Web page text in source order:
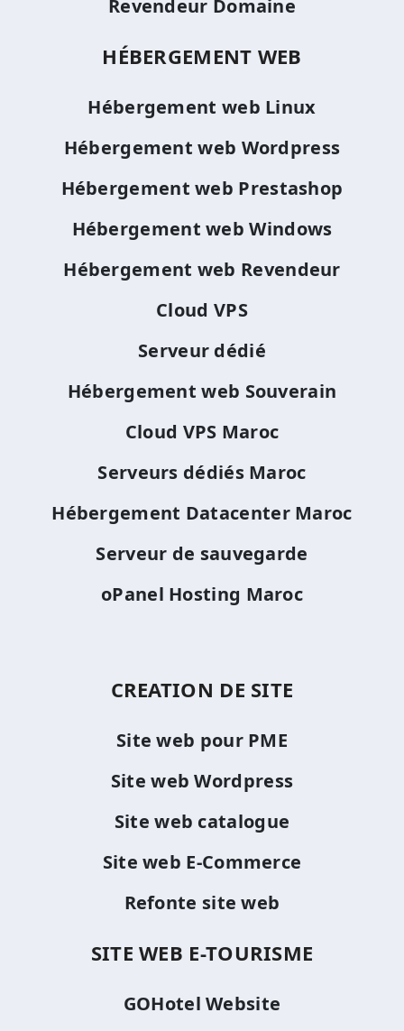
Revendeur Domaine
HÉBERGEMENT WEB
Hébergement web Linux
Hébergement web Wordpress
Hébergement web Prestashop
Hébergement web Windows
Hébergement web Revendeur
Cloud VPS
Serveur dédié
Hébergement web Souverain
Cloud VPS Maroc
Serveurs dédiés Maroc
Hébergement Datacenter Maroc
Serveur de sauvegarde
oPanel Hosting Maroc
CREATION DE SITE
Site web pour PME
Site web Wordpress
Site web catalogue
Site web E-Commerce
Refonte site web
SITE WEB E-TOURISME
GOHotel Website